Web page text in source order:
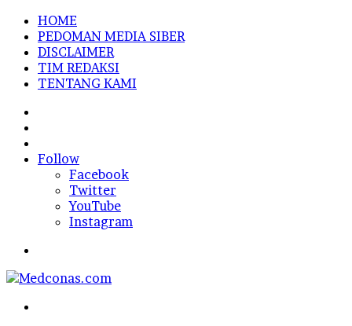
HOME
PEDOMAN MEDIA SIBER
DISCLAIMER
TIM REDAKSI
TENTANG KAMI
In
Follow
Facebook
Twitter
YouTube
Instagram